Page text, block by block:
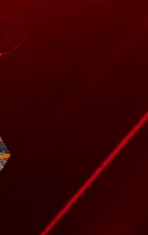
colonnes affichées
réseaux sociaux